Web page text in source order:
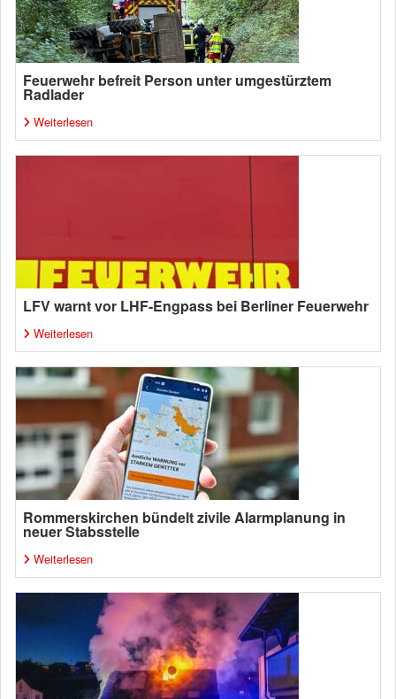
Feuerwehr befreit Person unter umgestürztem
Radlader
Weiterlesen
LFV warnt vor LHF-Engpass bei Berliner Feuerwehr
Weiterlesen
Rommerskirchen bündelt zivile Alarmplanung in
neuer Stabsstelle
Weiterlesen